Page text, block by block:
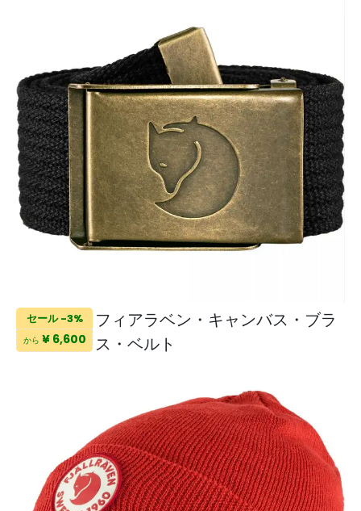
セール -3%
から ¥ 6,600
フィアラベン・キャンバス・ブラ
ス・ベルト